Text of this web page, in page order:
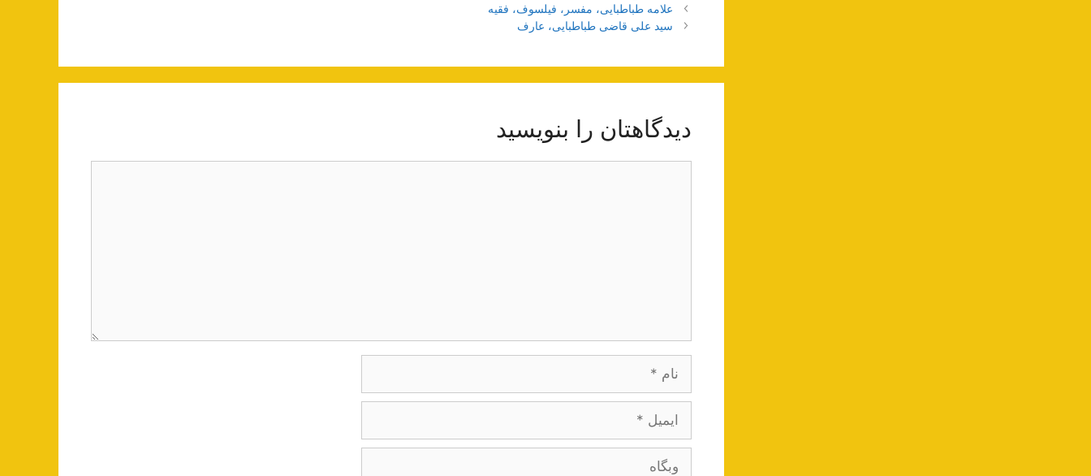
ناوبری
نوشته‌ها
علامه طباطبایی، مفسر، فیلسوف، فقیه
سید علی قاضی طباطبایی، عارف
دیدگاهتان را بنویسید
ایمیل
وبگاه